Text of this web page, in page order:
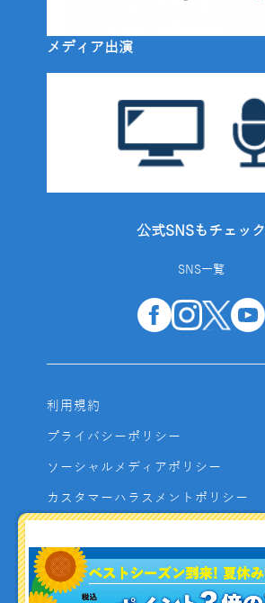
メディア出演
公式SNSもチェック
SNS一覧
利用規約
プライバシーポリシー
ソーシャルメディアポリシー
カスタマーハラスメントポリシー
よくあるご質問
お問い合わせ